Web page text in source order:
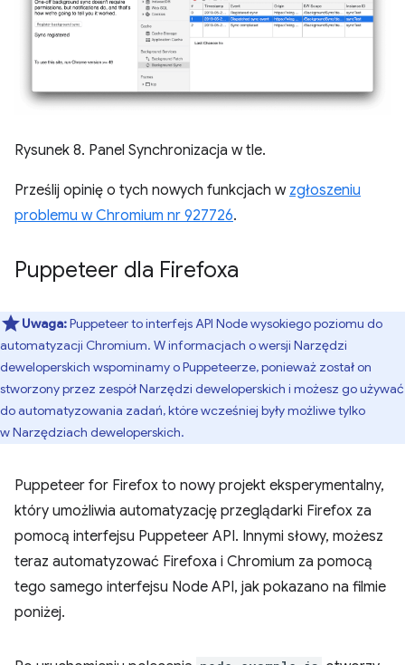
Rysunek 8. Panel Synchronizacja w tle.
Prześlij opinię o tych nowych funkcjach w zgłoszeniu
problemu w Chromium nr 927726.
Puppeteer dla Firefoxa
Uwaga:Puppeteer to interfejs API Node wysokiego poziomu do
automatyzacji Chromium. W informacjach o wersji Narzędzi
deweloperskich wspominamy o Puppeteerze, ponieważ został on
stworzony przez zespół Narzędzi deweloperskich i możesz go używać
do automatyzowania zadań, które wcześniej były możliwe tylko
w Narzędziach deweloperskich.
Puppeteer for Firefox to nowy projekt eksperymentalny,
który umożliwia automatyzację przeglądarki Firefox za
pomocą interfejsu Puppeteer API. Innymi słowy, możesz
teraz automatyzować Firefoxa i Chromium za pomocą
tego samego interfejsu Node API, jak pokazano na filmie
poniżej.